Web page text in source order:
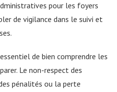
pour les foyers
de vigilance dans le suivi et
de bien comprendre les
Le non-respect des
pénalités ou la perte